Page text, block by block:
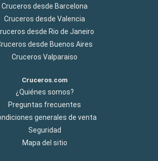
Cruceros desde Barcelona
Cruceros desde Valencia
desde Rio de Janeiro
desde Buenos Aires
Cruceros Valparaiso
Cruceros.com
¿Quiénes somos?
Preguntas frecuentes
generales de venta
Seguridad
Mapa del sitio